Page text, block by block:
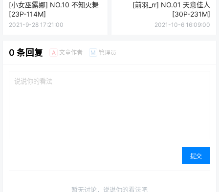
[小女巫露娜] NO.10 不知火舞
[23P-114M]
2021-9-28 17:21:00
[前羽_rr] NO.01 天意佳人
[30P-231M]
2021-10-6 16:09:00
0 条回复 A 文章作者 M 管理员
提交
暂无讨论，说说你的看法吧